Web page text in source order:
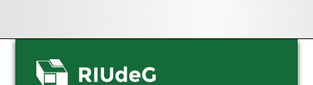
Skip
navigation